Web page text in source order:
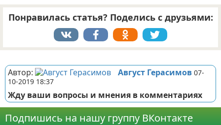
Понравилась статья? Поделись с друзьями:
Автор: Август Герасимов 07-
10-2019 18:37
Жду ваши вопросы и мнения в комментариях
Подпишись на нашу группу ВКонтакте